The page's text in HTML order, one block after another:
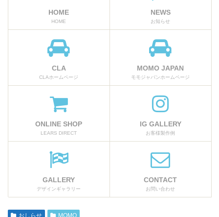
HOME
HOME
NEWS
お知らせ
CLA
CLAホームページ
MOMO JAPAN
モモジャパンホームページ
ONLINE SHOP
LEARS DIRECT
IG GALLERY
お客様製作例
GALLERY
デザインギャラリー
CONTACT
お問い合わせ
おしらせ MOMO